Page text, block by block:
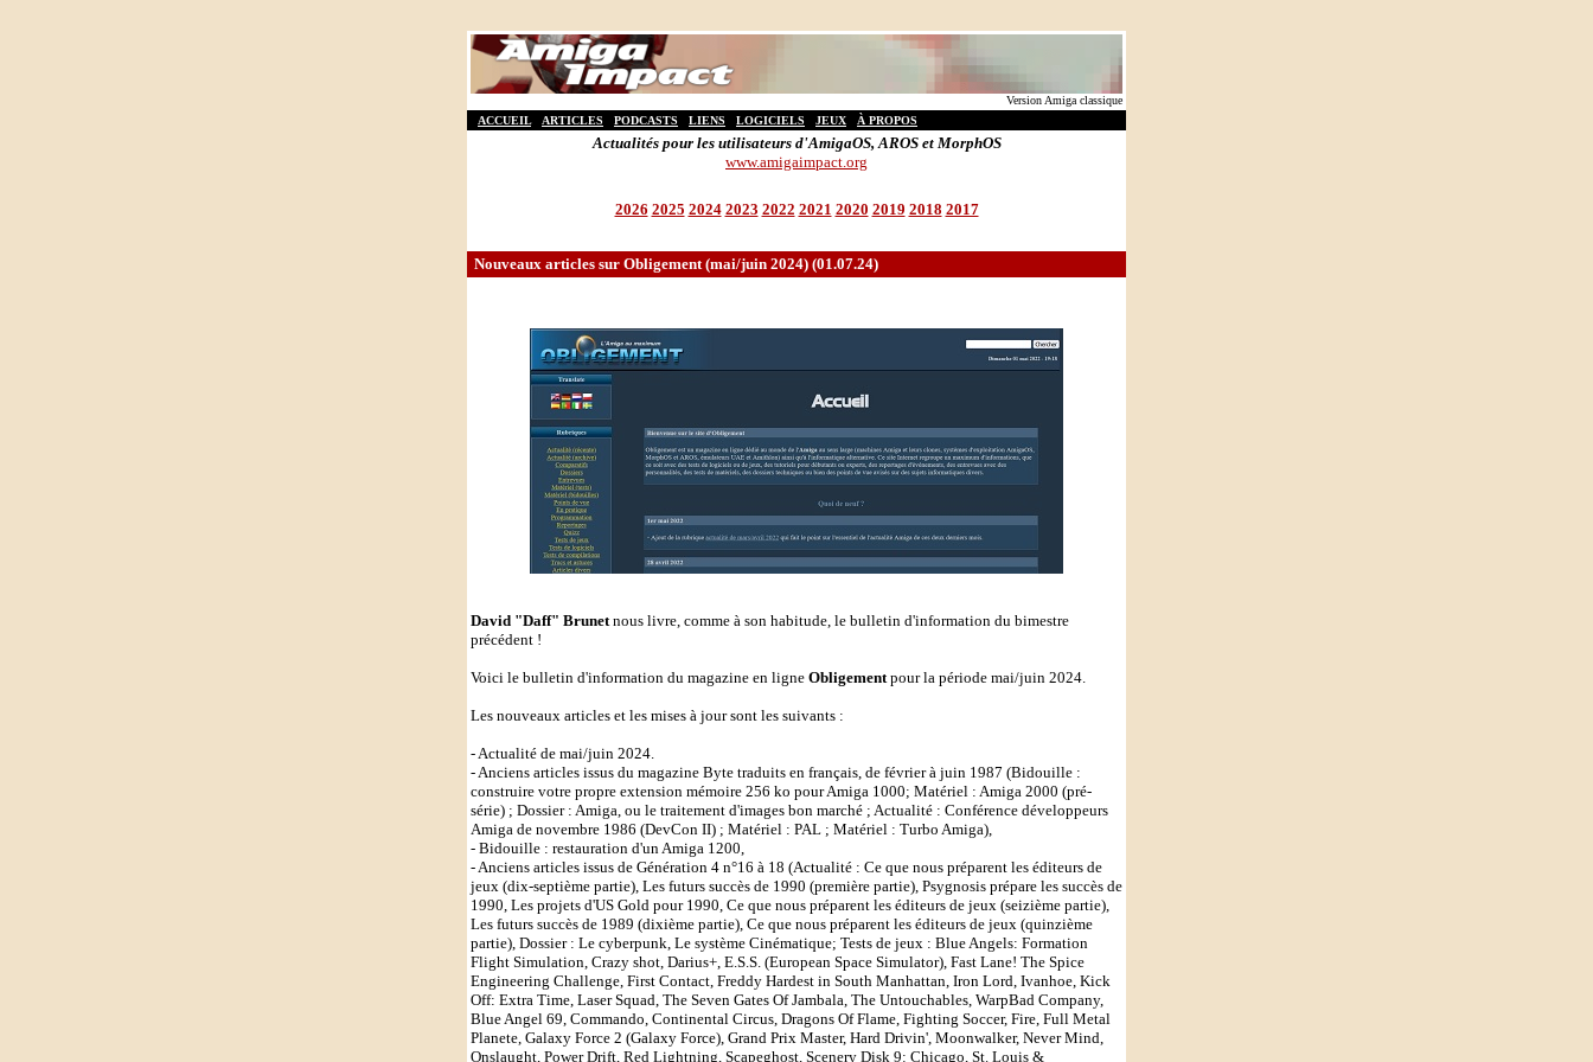
Version Amiga classique
ACCUEIL
ARTICLES PODCASTS LIENS LOGICIELS JEUX À PROPOS
Actualités pour les utilisateurs d'AmigaOS, AROS et MorphOS
www.amigaimpact.org
2026 2025 2024 2023 2022 2021 2020 2019 2018 2017
Nouveaux articles sur Obligement (mai/juin 2024) (01.07.24)
David "Daff" Brunetnous livre, comme à son habitude, le bulletin d'information du bimestre
précédent !
Voici le bulletin d'information du magazine en ligne Obligementpour la période mai/juin 2024.
Les nouveaux articles et les mises à jour sont les suivants :
- Actualité de mai/juin 2024.
- Anciens articles issus du magazine Byte traduits en français, de février à juin 1987 (Bidouille :
construire votre propre extension mémoire 256 ko pour Amiga 1000; Matériel : Amiga 2000 (pré-
série) ; Dossier : Amiga, ou le traitement d'images bon marché ; Actualité : Conférence développeurs
Amiga de novembre 1986 (DevCon II) ; Matériel : PAL ; Matériel : Turbo Amiga),
- Bidouille : restauration d'un Amiga 1200,
- Anciens articles issus de Génération 4 n°16 à 18 (Actualité : Ce que nous préparent les éditeurs de
jeux (dix-septième partie), Les futurs succès de 1990 (première partie), Psygnosis prépare les succès de
1990, Les projets d'US Gold pour 1990, Ce que nous préparent les éditeurs de jeux (seizième partie),
Les futurs succès de 1989 (dixième partie), Ce que nous préparent les éditeurs de jeux (quinzième
partie), Dossier : Le cyberpunk, Le système Cinématique; Tests de jeux : Blue Angels: Formation
Flight Simulation, Crazy shot, Darius+, E.S.S. (European Space Simulator), Fast Lane! The Spice
Engineering Challenge, First Contact, Freddy Hardest in South Manhattan, Iron Lord, Ivanhoe, Kick
Off: Extra Time, Laser Squad, The Seven Gates Of Jambala, The Untouchables, WarpBad Company,
Blue Angel 69, Commando, Continental Circus, Dragons Of Flame, Fighting Soccer, Fire, Full Metal
Planete, Galaxy Force 2 (Galaxy Force), Grand Prix Master, Hard Drivin', Moonwalker, Never Mind,
Onslaught, Power Drift, Red Lightning, Scapeghost, Scenery Disk 9: Chicago, St. Louis &